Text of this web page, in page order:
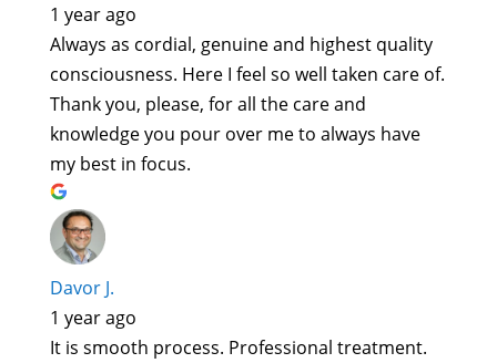
1 year ago
Always as cordial, genuine and highest quality
consciousness. Here I feel so well taken care of.
Thank you, please, for all the care and
knowledge you pour over me to always have
my best in focus.
Davor J.
1 year ago
It is smooth process. Professional treatment.